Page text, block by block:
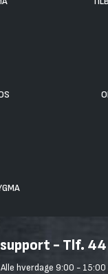
- Tlf.
Alle hverdage 9:00 - 15:00